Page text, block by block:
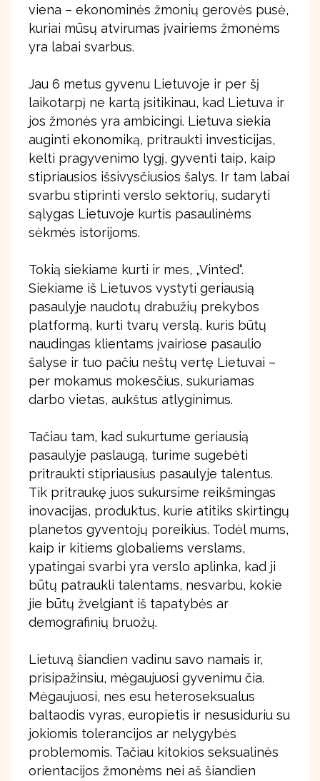
viena – ekonominės žmonių gerovės pusė,
kuriai mūsų atvirumas įvairiems žmonėms
yra labai svarbus.
Jau 6 metus gyvenu Lietuvoje ir per šį
laikotarpį ne kartą įsitikinau, kad Lietuva ir
jos žmonės yra ambicingi. Lietuva siekia
auginti ekonomiką, pritraukti investicijas,
kelti pragyvenimo lygį, gyventi taip, kaip
stipriausios išsivysčiusios šalys. Ir tam labai
svarbu stiprinti verslo sektorių, sudaryti
sąlygas Lietuvoje kurtis pasaulinėms
sėkmės istorijoms.
Tokią siekiame kurti ir mes, „Vinted“.
Siekiame iš Lietuvos vystyti geriausią
pasaulyje naudotų drabužių prekybos
platformą, kurti tvarų verslą, kuris būtų
naudingas klientams įvairiose pasaulio
šalyse ir tuo pačiu neštų vertę Lietuvai –
per mokamus mokesčius, sukuriamas
darbo vietas, aukštus atlyginimus.
Tačiau tam, kad sukurtume geriausią
pasaulyje paslaugą, turime sugebėti
pritraukti stipriausius pasaulyje talentus.
Tik pritraukę juos sukursime reikšmingas
inovacijas, produktus, kurie atitiks skirtingų
planetos gyventojų poreikius. Todėl mums,
kaip ir kitiems globaliems verslams,
ypatingai svarbi yra verslo aplinka, kad ji
būtų patraukli talentams, nesvarbu, kokie
jie būtų žvelgiant iš tapatybės ar
demografinių bruožų.
Lietuvą šiandien vadinu savo namais ir,
prisipažinsiu, mėgaujuosi gyvenimu čia.
Mėgaujuosi, nes esu heteroseksualus
baltaodis vyras, europietis ir nesusiduriu su
jokiomis tolerancijos ar nelygybės
problemomis. Tačiau kitokios seksualinės
orientacijos žmonėms nei aš šiandien